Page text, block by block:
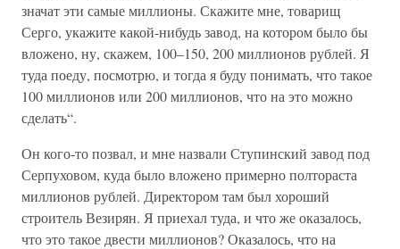
значат эти самые миллионы. Скажите мне, товарищ
Серго, укажите какой-нибудь завод, на котором было бы
вложено, ну, скажем, 100–150, 200 миллионов рублей. Я
туда поеду, посмотрю, и тогда я буду понимать, что такое
100 миллионов или 200 миллионов, что на это можно
сделать“.
Он кого-то позвал, и мне назвали Ступинский завод под
Серпуховом, куда было вложено примерно полтораста
миллионов рублей. Директором там был хороший
строитель Везирян. Я приехал туда, и что же оказалось,
что это такое двести миллионов? Оказалось, что на